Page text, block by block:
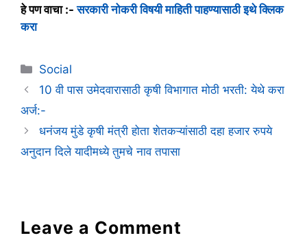
हे पण वाचा :-सरकारी नोकरी विषयी माहिती पाहण्यासाठी इथे क्लिक
करा
Categories
Social
10 वी पास उमेदवारासाठी कृषी विभागात मोठी भरती: येथे करा
अर्ज:-
धनंजय मुंडे कृषी मंत्री होता शेतकऱ्यांसाठी दहा हजार रुपये
अनुदान दिले यादीमध्ये तुमचे नाव तपासा
Leave a Comment